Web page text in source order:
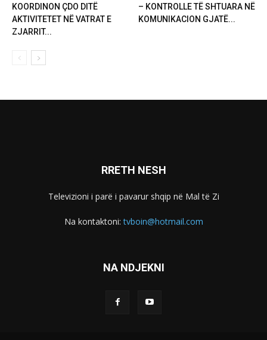
KOORDINON ÇDO DITË
AKTIVITETET NË VATRAT E
ZJARRIT...
– KONTROLLE TË SHTUARA NË
KOMUNIKACION GJATË...
RRETH NESH
Televizioni i parë i pavarur shqip në Mal të Zi
Na kontaktoni:tvboin@hotmail.com
NA NDJEKNI